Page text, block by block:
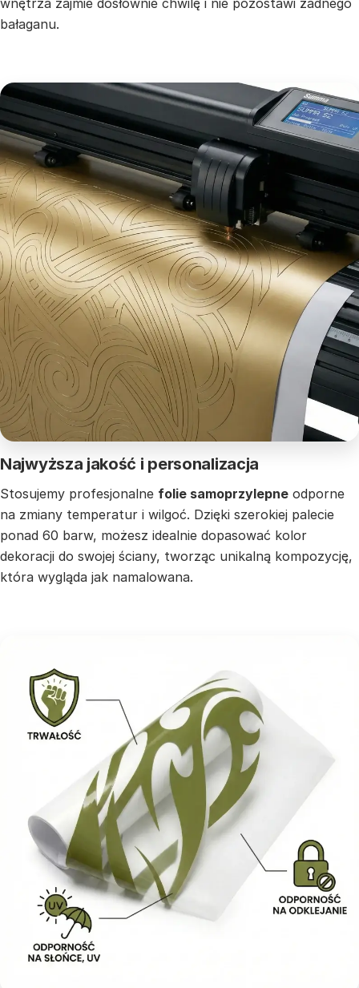
wnętrza zajmie dosłownie chwilę i nie pozostawi żadnego
bałaganu.
Najwyższa jakość i personalizacja
Stosujemy profesjonalne folie samoprzylepne odporne
na zmiany temperatur i wilgoć. Dzięki szerokiej palecie
ponad 60 barw, możesz idealnie dopasować kolor
dekoracji do swojej ściany, tworząc unikalną kompozycję,
która wygląda jak namalowana.